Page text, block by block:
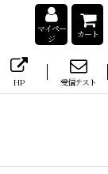
マイペー
ジ
カート
HP 受信テスト